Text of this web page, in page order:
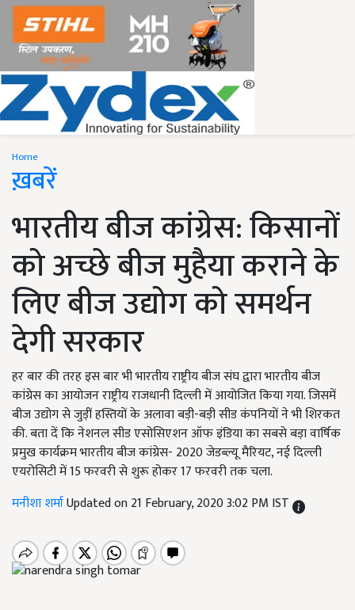
Home
ख़बरें
भारतीय बीज कांग्रेस: किसानों
को अच्छे बीज मुहैया कराने के
लिए बीज उद्योग को समर्थन
देगी सरकार
हर बार की तरह इस बार भी भारतीय राष्ट्रीय बीज संघ द्वारा भारतीय बीज
कांग्रेस का आयोजन राष्ट्रीय राजधानी दिल्ली में आयोजित किया गया. जिसमें
बीज उद्योग से जुड़ीं हस्तियों के अलावा बड़ी-बड़ी सीड कंपनियों ने भी शिरकत
की. बता दें कि नेशनल सीड एसोसिएशन ऑफ इंडिया का सबसे बड़ा वार्षिक
प्रमुख कार्यक्रम भारतीय बीज कांग्रेस- 2020 जेडब्ल्यू मैरियट, नई दिल्ली
एयरोसिटी में 15 फरवरी से शुरू होकर 17 फरवरी तक चला.
मनीशा शर्माUpdated on 21 February, 2020 3:02 PM IST